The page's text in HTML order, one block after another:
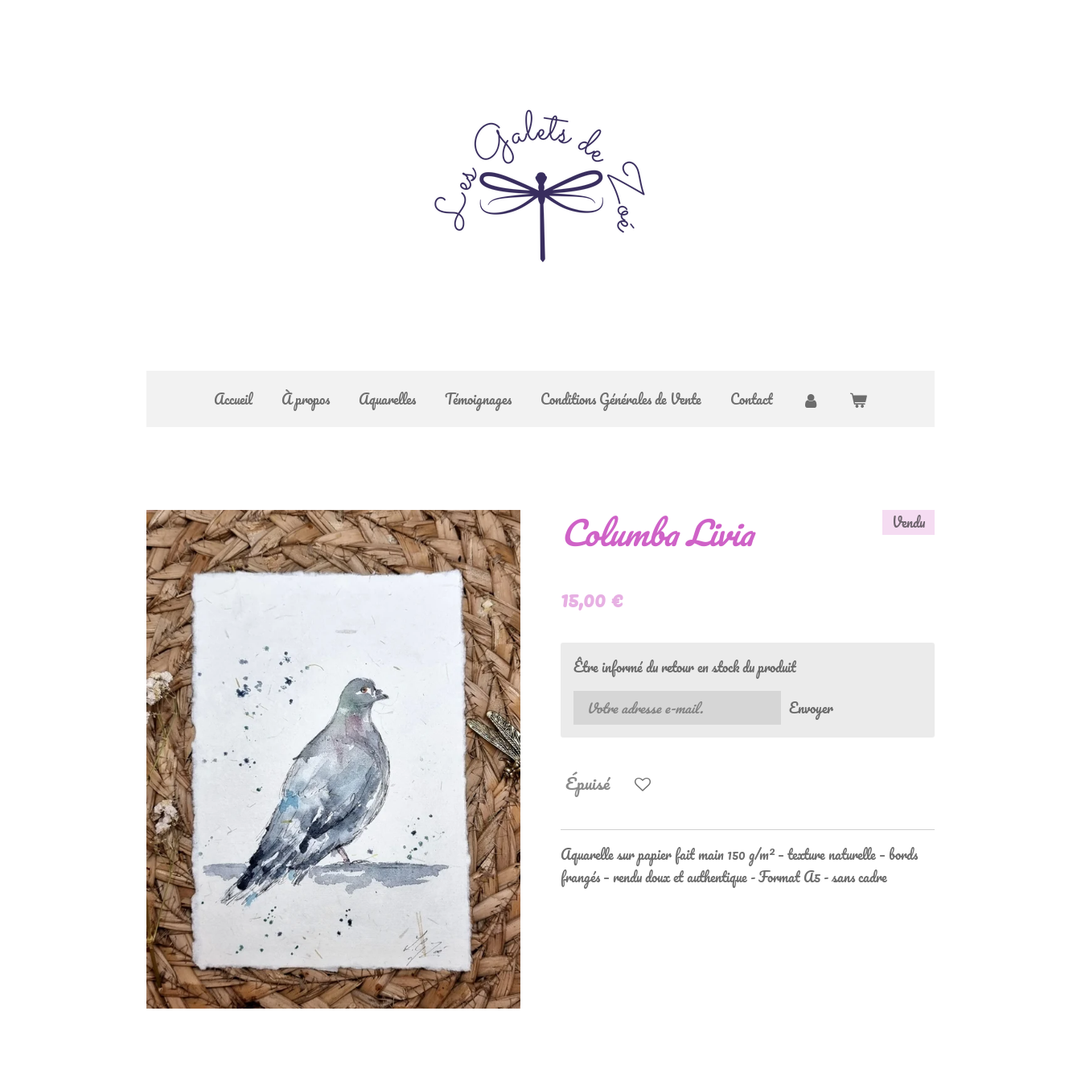
Accueil À propos Aquarelles Témoignages Conditions Générales de Vente Contact
Columba Livia Vendu
15,00 €
Être informé du retour en stock du produit
Envoyer
Épuisé
Aquarelle sur papier fait main 150 g/m² – texture naturelle – bords
frangés – rendu doux et authentique - Format A5 - sans cadre